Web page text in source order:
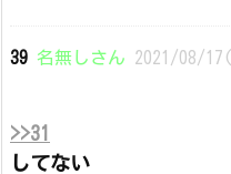
39 名無しさん 2021/08/
>>31
してない